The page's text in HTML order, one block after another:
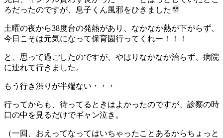
ろだったのですが、息子くん風邪をひきました
土曜の夜から38度台の発熱があり、なかなか熱が下がらず、
今日こそは元気になって保育園行ってくれー！！！
と、思って過ごしたのですが、やはりなかなか治らず、病院
に連れて行きました。
もう行き渋りが半端ない・・・
行ってからも、待ってるときはよかったのですが、診察の時
口の中を見るだけでギャン泣き。
（一回、おえってなってはいちゃったことあるからちょっと